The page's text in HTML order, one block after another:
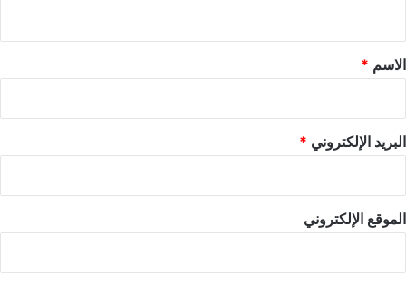
*
الاسم *
البريد الإلكتروني *
الموقع الإلكتروني